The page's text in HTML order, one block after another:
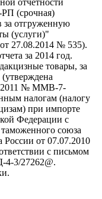
отчетности
РП (срочная)
за отгруженную
(услуги)"
27.08.2014 № 535).
за 2014 год.
товары, за
№ ММВ-7-
налогам (налогу
при импорте
Федерации с
союза
от 07.07.2010
с письмом
3/27262@.